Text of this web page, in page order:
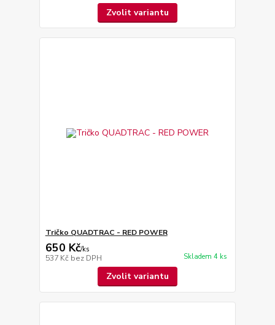
Zvolit variantu
Tričko QUADTRAC - RED POWER
650 Kč/ks
537 Kč bez DPH Skladem 4 ks
Zvolit variantu